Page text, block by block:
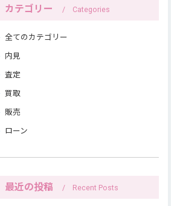
カテゴリー Categories
全てのカテゴリー
内見
査定
買取
販売
ローン
最近の投稿 Recent Posts